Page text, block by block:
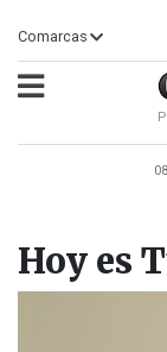
Comarcas
Hoy es